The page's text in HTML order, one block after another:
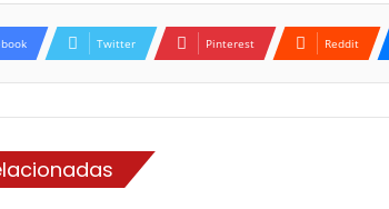
Twitter Pinterest Reddit